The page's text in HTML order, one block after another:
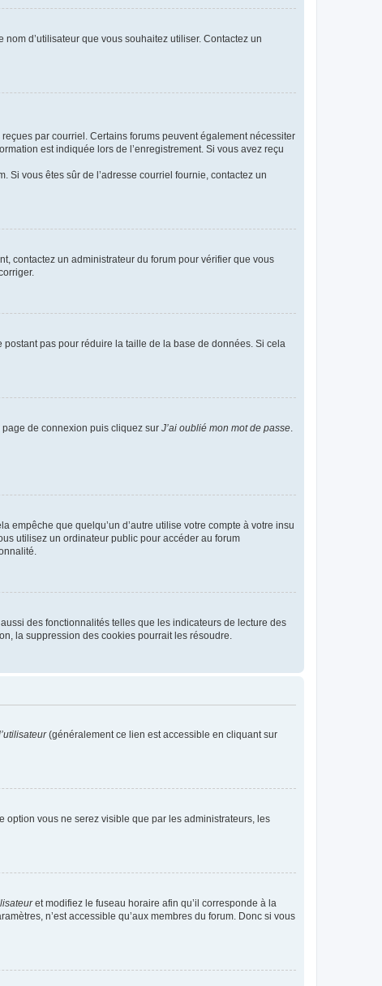
d’utilisateur que vous souhaitez utiliser. Contactez un
par courriel. Certains forums peuvent également nécessiter
est indiquée lors de l’enregistrement. Si vous avez reçu
Si vous êtes sûr de l’adresse courriel fournie, contactez un
contactez un administrateur du forum pour vérifier que vous
postant pas pour réduire la taille de la base de données. Si cela
de connexion puis cliquez sur J’ai oublié mon mot de passe.
empêche que quelqu’un d’autre utilise votre compte à votre insu
utilisez un ordinateur public pour accéder au forum
des fonctionnalités telles que les indicateurs de lecture des
la suppression des cookies pourrait les résoudre.
(généralement ce lien est accessible en cliquant sur
option vous ne serez visible que par les administrateurs, les
et modifiez le fuseau horaire afin qu’il corresponde à la
n’est accessible qu’aux membres du forum. Donc si vous